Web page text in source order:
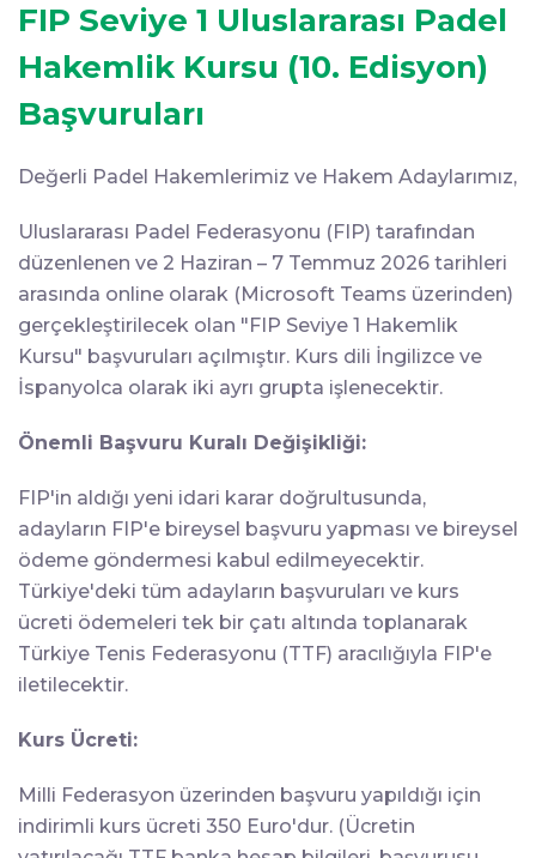
FIP Seviye 1 Uluslararası Padel
Hakemlik Kursu (10. Edisyon)
Başvuruları
Değerli Padel Hakemlerimiz ve Hakem Adaylarımız,
Uluslararası Padel Federasyonu (FIP) tarafından
düzenlenen ve 2 Haziran – 7 Temmuz 2026 tarihleri
arasında online olarak (Microsoft Teams üzerinden)
gerçekleştirilecek olan "FIP Seviye 1 Hakemlik
Kursu" başvuruları açılmıştır. Kurs dili İngilizce ve
İspanyolca olarak iki ayrı grupta işlenecektir.
Önemli Başvuru Kuralı Değişikliği:
FIP'in aldığı yeni idari karar doğrultusunda,
adayların FIP'e bireysel başvuru yapması ve bireysel
ödeme göndermesi kabul edilmeyecektir.
Türkiye'deki tüm adayların başvuruları ve kurs
ücreti ödemeleri tek bir çatı altında toplanarak
Türkiye Tenis Federasyonu (TTF) aracılığıyla FIP'e
iletilecektir.
Kurs Ücreti:
Milli Federasyon üzerinden başvuru yapıldığı için
indirimli kurs ücreti 350 Euro'dur. (Ücretin